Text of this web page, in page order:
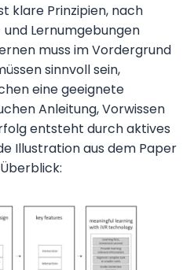
klare Prinzipien, nach
Lernumgebungen
muss im Vordergrund
sinnvoll sein,
eine geeignete
Anleitung, Vorwissen
entsteht durch aktives
Illustration aus dem Paper